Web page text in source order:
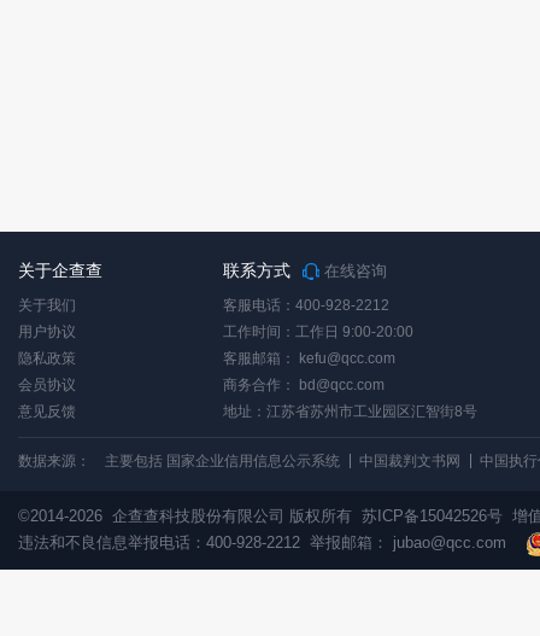
关于企查查
关于我们
用户协议
隐私政策
会员协议
意见反馈
联系方式 在线咨询
客服电话：400-928-2212
工作时间：工作日 9:00-20:00
客服邮箱：
kefu@qcc.com
商务合作：
bd@qcc.com
地址：江苏省苏州市工业园区汇智街8号
数据来源： 主要包括 国家企业信用信息公示系统 中国裁判文书网 中国执
©2014-2026 企查查科技股份有限公司 版权所有 苏ICP备15042526号 增
违法和不良信息举报电话：400-928-2212 举报邮箱： jubao@qcc.com